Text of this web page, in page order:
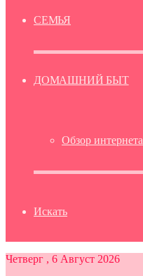
СЕМЬЯ
ДОМАШНИЙ БЫТ
Обзор интернета
Искать
Четверг , 6 Август 2026